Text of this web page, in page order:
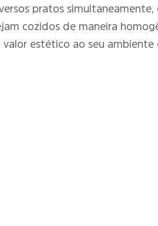
pratos
cozidos de maneira
estético ao seu ambiente